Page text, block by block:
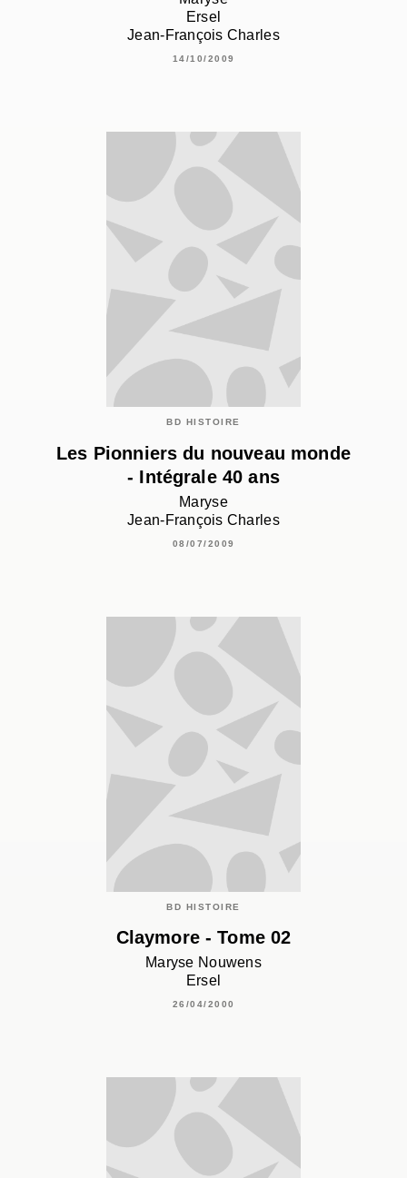
Ersel
Jean-François Charles
14/10/2009
BD HISTOIRE
Les Pionniers du nouveau monde
- Intégrale 40 ans
Maryse
Jean-François Charles
08/07/2009
BD HISTOIRE
Claymore - Tome 02
Maryse Nouwens
Ersel
26/04/2000